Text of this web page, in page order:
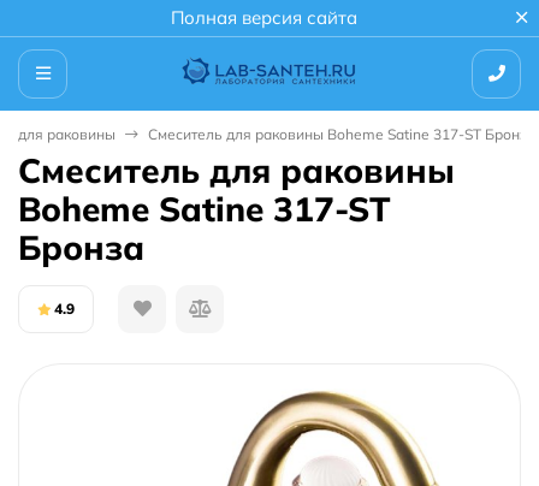
Полная версия сайта
для раковины Смеситель для раковины Boheme Satine 317-ST Бронза
Смеситель для раковины
Boheme Satine 317-ST
Бронза
4.9